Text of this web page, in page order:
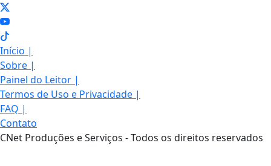
Início |
Sobre |
Painel do Leitor |
Termos de Uso e Privacidade |
FAQ |
Contato
CNet Produções e Serviços - Todos os direitos reservados